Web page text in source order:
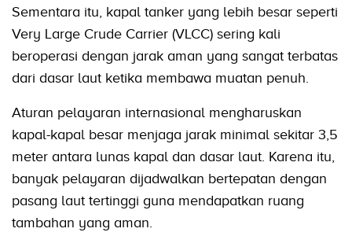
Sementara itu, kapal tanker yang lebih besar seperti
Very Large Crude Carrier (VLCC) sering kali
beroperasi dengan jarak aman yang sangat terbatas
dari dasar laut ketika membawa muatan penuh.
Aturan pelayaran internasional mengharuskan
kapal-kapal besar menjaga jarak minimal sekitar 3,5
meter antara lunas kapal dan dasar laut. Karena itu,
banyak pelayaran dijadwalkan bertepatan dengan
pasang laut tertinggi guna mendapatkan ruang
tambahan yang aman.